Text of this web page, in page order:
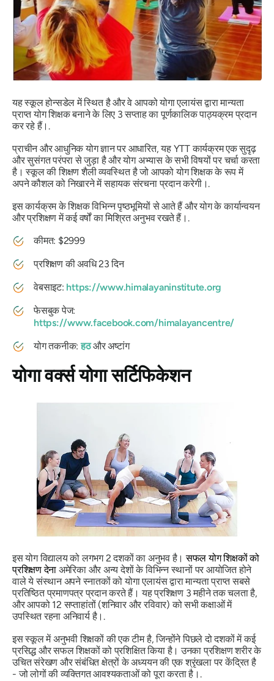
यह स्कूल होन्सडेल में स्थित है और वे आपको योगा एलायंस द्वारा मान्यता
प्राप्त योग शिक्षक बनाने के लिए 3 सप्ताह का पूर्णकालिक पाठ्यक्रम प्रदान
कर रहे हैं।.
प्राचीन और आधुनिक योग ज्ञान पर आधारित, यह YTT कार्यक्रम एक सुदृढ़
और सुसंगत परंपरा से जुड़ा है और योग अभ्यास के सभी विषयों पर चर्चा करता
है। स्कूल की शिक्षण शैली व्यवस्थित है जो आपको योग शिक्षक के रूप में
अपने कौशल को निखारने में सहायक संरचना प्रदान करेगी।.
इस कार्यक्रम के शिक्षक विभिन्न पृष्ठभूमियों से आते हैं और योग के कार्यान्वयन
और प्रशिक्षण में कई वर्षों का मिश्रित अनुभव रखते हैं।.
कीमत: $2999
प्रशिक्षण की अवधि 23 दिन
वेबसाइट: https://www.himalayaninstitute.org
फेसबुक पेज:
https://www.facebook.com/himalayancentre/
योग तकनीक:हठऔर अष्टांग
योगा वर्क्स योगा सर्टिफिकेशन
इस योग विद्यालय को लगभग 2 दशकों का अनुभव है।सफल योग शिक्षकों को
प्रशिक्षण देना अमेरिका और अन्य देशों के विभिन्न स्थानों पर आयोजित होने
वाले ये संस्थान अपने स्नातकों को योगा एलायंस द्वारा मान्यता प्राप्त सबसे
प्रतिष्ठित प्रमाणपत्र प्रदान करते हैं। यह प्रशिक्षण 3 महीने तक चलता है,
और आपको 12 सप्ताहांतों (शनिवार और रविवार) को सभी कक्षाओं में
उपस्थित रहना अनिवार्य है।.
इस स्कूल में अनुभवी शिक्षकों की एक टीम है, जिन्होंने पिछले दो दशकों में कई
प्रसिद्ध और सफल शिक्षकों को प्रशिक्षित किया है। उनका प्रशिक्षण शरीर के
उचित संरेखण और संबंधित क्षेत्रों के अध्ययन की एक श्रृंखला पर केंद्रित है
- जो लोगों की व्यक्तिगत आवश्यकताओं को पूरा करता है।.